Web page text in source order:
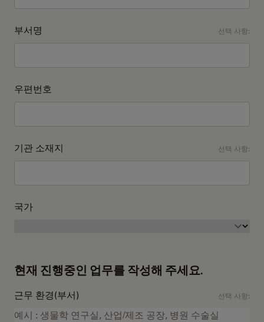
부서명 선택 사항:
우편번호
기관 소재지 선택 사항:
국가
현재 진행중인 업무를 작성해 주세요.
근무 환경(부서) 선택 사항: